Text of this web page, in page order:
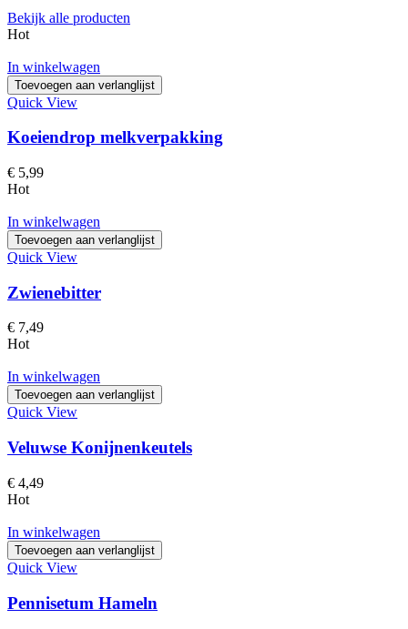
Bekijk alle producten
Hot
In winkelwagen
Toevoegen aan verlanglijst
Quick View
Koeiendrop melkverpakking
€ 5,99
Hot
In winkelwagen
Toevoegen aan verlanglijst
Quick View
Zwienebitter
€ 7,49
Hot
In winkelwagen
Toevoegen aan verlanglijst
Quick View
Veluwse Konijnenkeutels
€ 4,49
Hot
In winkelwagen
Toevoegen aan verlanglijst
Quick View
Pennisetum Hameln